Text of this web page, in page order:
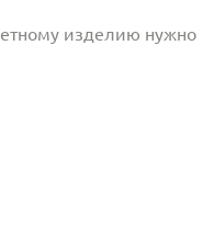
изделию нужно